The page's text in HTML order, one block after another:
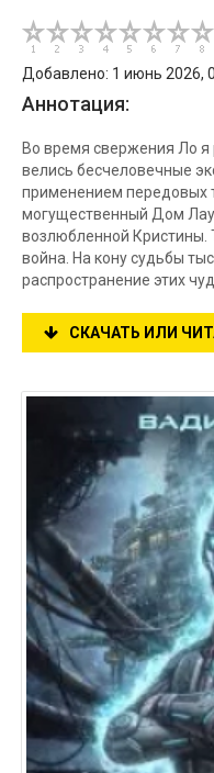
Добавлено: 1 июнь 2026,
Аннотация:
Во время свержения Ло я
велись бесчеловечные
применением передовых
могущественный Дом
возлюбленной Кристины.
война. На кону судьбы
распространение этих
СКАЧАТЬ ИЛИ